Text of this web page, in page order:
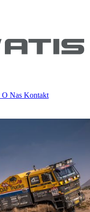
O Nas Kontakt